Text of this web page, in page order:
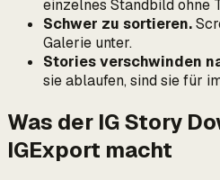
einzelnes Standbild ohne
Schwer zu sortieren.
Galerie unter.
Stories verschwinden
sie ablaufen, sind sie für
Was der IG Story
IGExport macht